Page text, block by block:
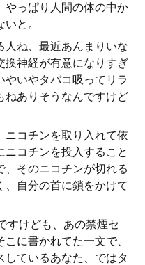
やっぱり人間の体の中か
と。
人ね、最近あんまりいな
換神経が有意になりすぎ
いやタバコ吸ってリラ
ねありそうなんですけど
ニコチンを取り入れて依
コチンを投入すること
、そのニコチンが切れる
、自分の首に鎖をかけて
すけども、あの禁煙セ
に書かれてた一文で、
しているあなた、ではタ